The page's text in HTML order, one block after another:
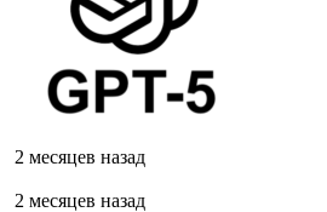
2 месяцев назад
2 месяцев назад